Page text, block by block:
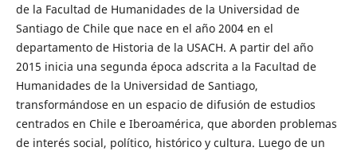
de la Facultad de Humanidades de la Universidad de
Santiago de Chile que nace en el año 2004 en el
departamento de Historia de la USACH. A partir del año
2015 inicia una segunda época adscrita a la Facultad de
Humanidades de la Universidad de Santiago,
transformándose en un espacio de difusión de estudios
centrados en Chile e Iberoamérica, que aborden problemas
de interés social, político, histórico y cultura. Luego de un